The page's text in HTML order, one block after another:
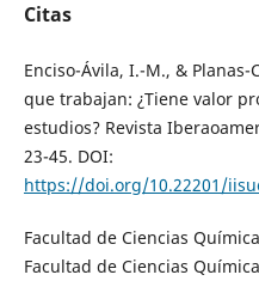
Citas
Enciso-Ávila, I.-M., & Planas-
que trabajan: ¿Tiene valor
estudios? Revista
23-45. DOI:
https://doi.org/10.22201/
Facultad de Ciencias
Facultad de Ciencias